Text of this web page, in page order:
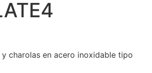
charolas en acero inoxidable tipo